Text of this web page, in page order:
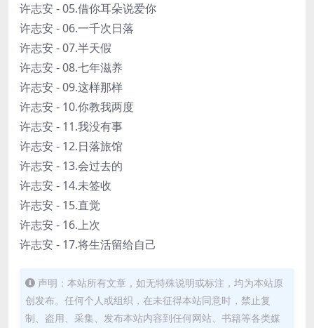
许志安 - 05.借你耳朵说爱你
许志安 - 06.一千次日落
许志安 - 07.半天假
许志安 - 08.七年滋养
许志安 - 09.这样那样
许志安 - 10.你教我两度
许志安 - 11.我没有事
许志安 - 12.日落旅馆
许志安 - 13.会过去的
许志安 - 14.未签收
许志安 - 15.直觉
许志安 - 16.上次
许志安 - 17.将生活留给自己
声明：本站所有文章，如无特殊说明或标注，均为本站原
创发布。任何个人或组织，在未征得本站同意时，禁止复
制、盗用、采集、发布本站内容到任何网站、书籍等各类媒